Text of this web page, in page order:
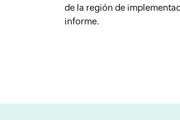
de la región de
informe.